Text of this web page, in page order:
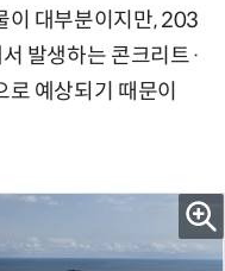
이 대부분이지만, 203
발생하는 콘크리트·
예상되기 때문이